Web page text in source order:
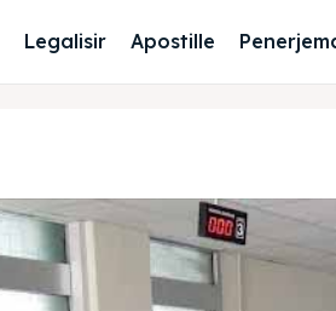
Legalisir Apostille